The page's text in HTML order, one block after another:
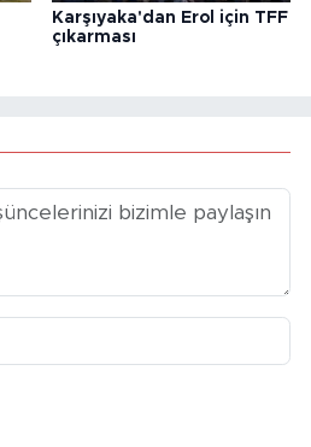
Karşıyaka'dan Erol için TFF
çıkarması